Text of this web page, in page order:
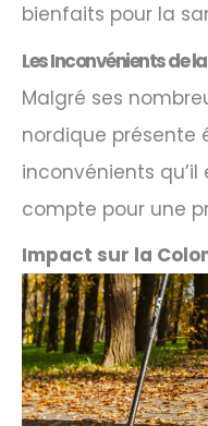
bienfaits pour la
Les Inconvénients de
Malgré ses
nordique présente
inconvénients
compte pour une
Impact sur la